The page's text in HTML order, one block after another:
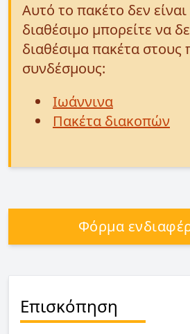
Αυτό το πακέτο δεν
διαθέσιμο μπορείτε να
διαθέσιμα πακέτα
συνδέσμους:
Ιωάννινα
Πακέτα διακοπών
Φόρμα
Επισκόπηση